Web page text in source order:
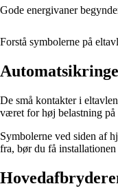
Gode energivaner
Forstå symbolerne på
De små kontakter i
været for høj belastning på
Symbolerne ved siden af
fra, bør du få